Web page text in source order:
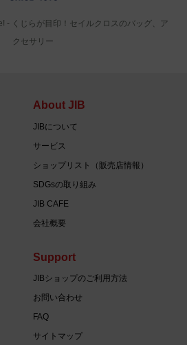
‐ くじらが目印！セイルクロスのバッグ、ア
クセサリー
About JIB
JIBについて
サービス
ショップリスト（販売店情報）
SDGsの取り組み
JIB CAFE
会社概要
Support
JIBショップのご利用方法
お問い合わせ
FAQ
サイトマップ